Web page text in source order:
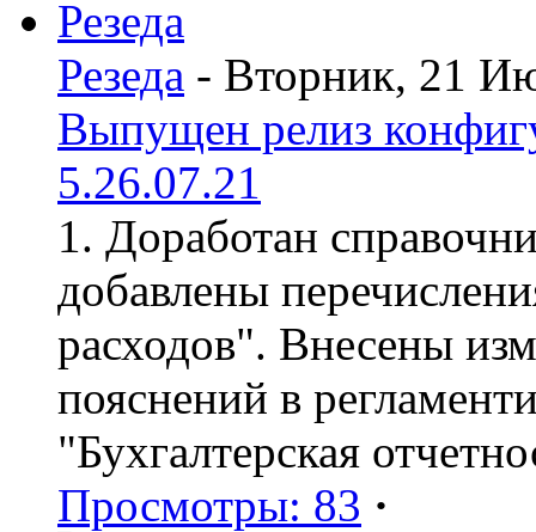
Резеда - Вторник, 21
Выпущен релиз
5.26.07.21
1. Доработан
добавлены
расходов". Внесены
пояснений в
"Бухгалтерская
Просмотры: 83 ·